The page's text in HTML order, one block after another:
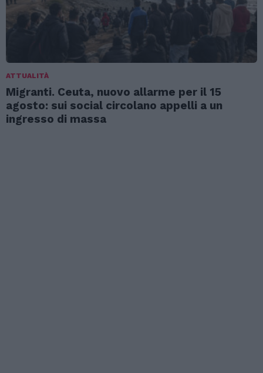
ATTUALITÀ
Migranti. Ceuta, nuovo allarme per il 15
agosto: sui social circolano appelli a un
ingresso di massa